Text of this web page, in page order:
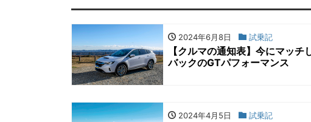
2024年6月8日 試乗記
【クルマの通知表】今にマッ
バックのGTパフォーマンス
2024年4月5日 試乗記